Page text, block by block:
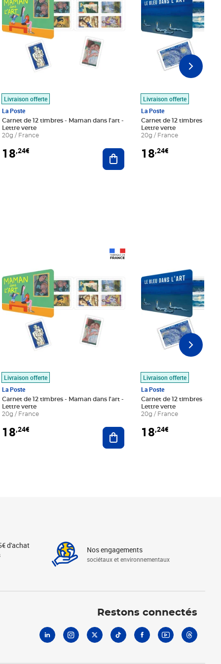
au panier
Livraison offerte
La Poste
Carnet de 12 timbres - Maman dans l'art -
Lettre verte
20g / France
18,24€ Ajouter au panier
Livraison offerte
La Poste
Carnet de 12 timbres - Le
Lettre verte
20g / France
18,24€
au panier
Livraison offerte
La Poste
Carnet de 12 timbres - Maman dans l'art -
Lettre verte
20g / France
18,24€ Ajouter au panier
Livraison offerte
La Poste
Carnet de 12 timbres - Le
Lettre verte
20g / France
18,24€
d'achat Nos engagements
sociétaux et environnementaux
Restons connectés